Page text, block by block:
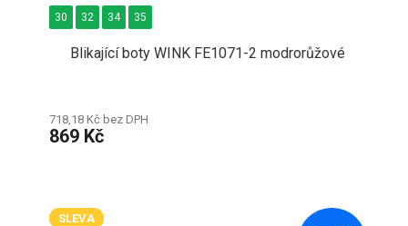
Blikající boty WINK FE1071-2 modrorůžové
718,18 Kč bez DPH
869 Kč
30 32 34 35
SLEVA